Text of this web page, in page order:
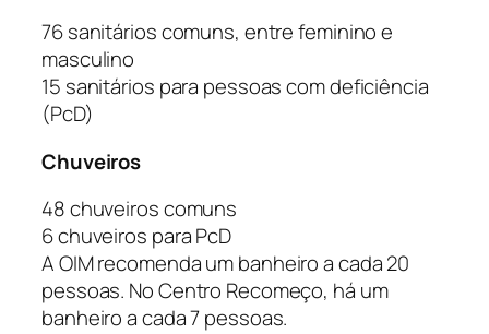
76 sanitários comuns, entre feminino e
masculino
15 sanitários para pessoas com deficiência
(PcD)
Chuveiros
48 chuveiros comuns
6 chuveiros para PcD
A OIM recomenda um banheiro a cada 20
pessoas. No Centro Recomeço, há um
banheiro a cada 7 pessoas.